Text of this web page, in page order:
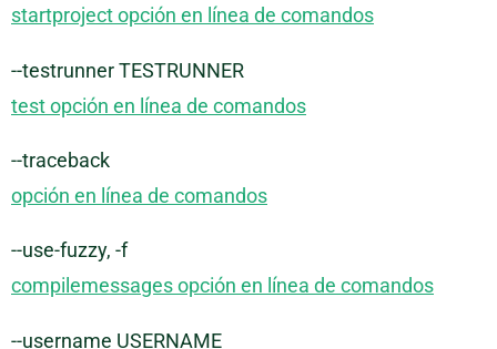
startproject opción en línea de comandos
--testrunner TESTRUNNER
test opción en línea de comandos
--traceback
opción en línea de comandos
--use-fuzzy, -f
compilemessages opción en línea de comandos
--username USERNAME